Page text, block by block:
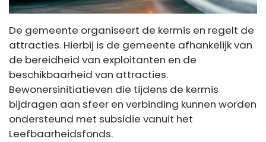
De gemeente organiseert de kermis en regelt de
attracties. Hierbij is de gemeente afhankelijk van
de bereidheid van exploitanten en de
beschikbaarheid van attracties.
Bewonersinitiatieven die tijdens de kermis
bijdragen aan sfeer en verbinding kunnen worden
ondersteund met subsidie vanuit het
Leefbaarheidsfonds.